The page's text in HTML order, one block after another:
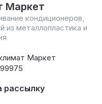
Маркет
кондиционеров,
из металлопластика и
Маркет
рассылку